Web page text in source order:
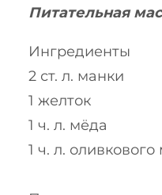
Питательная
Ингредиенты
2 ст. л. манки
1 желток
1 ч. л. мёда
1 ч. л. оливкового